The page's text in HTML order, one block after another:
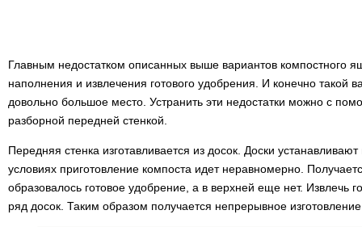
Главным недостатком описанных выше вариантов компостного
наполнения и извлечения готового удобрения. И конечно такой
довольно большое место. Устранить эти недостатки можно с
разборной передней стенкой.
Передняя стенка изготавливается из досок. Доски
условиях приготовление компоста идет неравномерно.
образовалось готовое удобрение, а в верхней еще нет. Извлечь
ряд досок. Таким образом получается непрерывное